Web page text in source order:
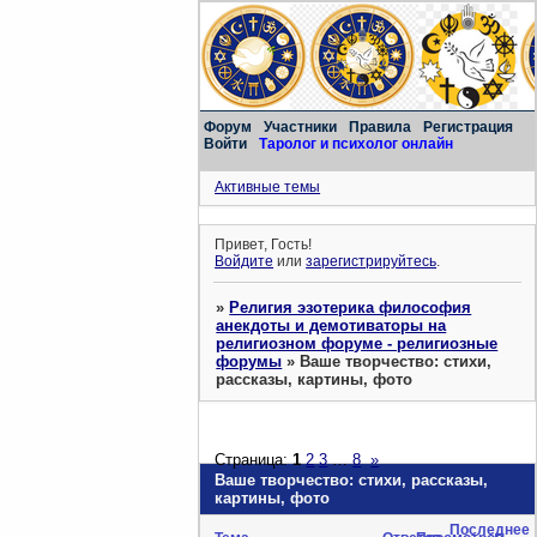
Форум Участники Правила
Регистрация
Войти
Таролог и психолог онлайн
Активные темы
Привет, Гость!
Войдите илизарегистрируйтесь.
»Религия эзотерика философия
анекдоты и демотиваторы на
религиозном форуме - религиозные
форумы »Ваше творчество: стихи,
рассказы, картины, фото
Ваше творчество: стихи, рассказы,
картины, фото
Страница:1 2 3 … 8 »
Последнее